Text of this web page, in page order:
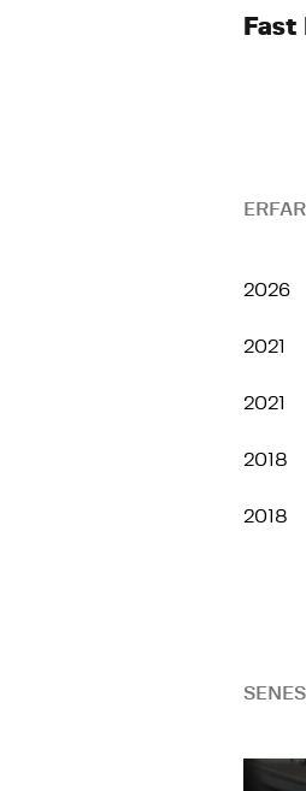
Fast
2026
2021
2021
2018
2018